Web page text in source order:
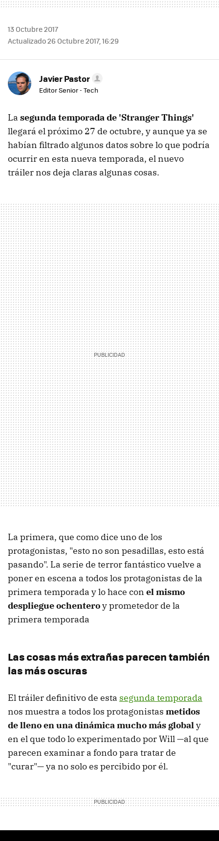
13 Octubre 2017
Actualizado 26 Octubre 2017, 16:29
Javier Pastor
Editor Senior - Tech
La segunda temporada de 'Stranger Things'
llegará el próximo 27 de octubre, y aunque ya se
habían filtrado algunos datos sobre lo que podría
ocurrir en esta nueva temporada, el nuevo
tráiler nos deja claras algunas cosas.
La primera, que como dice uno de los
protagonistas, "esto no son pesadillas, esto está
pasando". La serie de terror fantástico vuelve a
poner en escena a todos los protagonistas de la
primera temporada y lo hace con el mismo
despliegue ochenteroy prometedor de la
primera temporada
Las cosas más extrañas parecen también
las más oscuras
El tráiler definitivo de esta segunda temporada
nos muestra a todos los protagonistas metidos
de lleno en una dinámica mucho más globaly
en el que todo lo experimentado por Will —al que
parecen examinar a fondo para tratar de
"curar"— ya no solo es percibido por él.